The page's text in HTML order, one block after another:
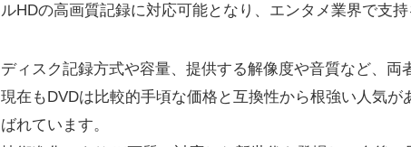
ルHDの高画質記録に対応可能となり、エンタメ業界で支持
ディスク記録方式や容量、提供する解像度や音質など、両
現在もDVDは比較的手頃な価格と互換性から根強い人気
ばれています。